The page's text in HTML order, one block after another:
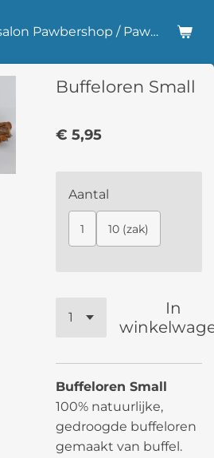
Trimsalon Pawbershop / Pawlicious Hondensnacks
Buffeloren Small
€ 5,95
Aantal
1 10 (zak)
In
Buffeloren Small
100% natuurlijke,
gedroogde buffeloren
gemaakt van buffel.